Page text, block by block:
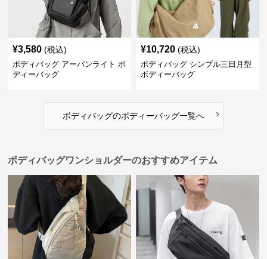
¥3,580 (税込)
ボディバッグ アーバンライト ボ
ディーバッグ
¥10,720 (税込)
ボディバッグ シンプル三日月型
ボディーバッグ
ボディバッグのボディーバッグ一覧へ ›
ボディバッグワンショルダーのおすすめアイテム